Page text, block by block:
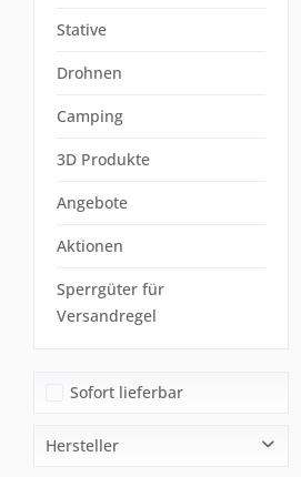
Stative
Drohnen
Camping
3D Produkte
Angebote
Aktionen
Sperrgüter für
Versandregel
Sofort lieferbar
Hersteller